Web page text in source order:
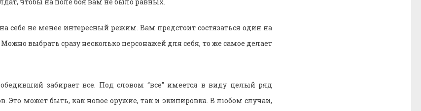
себе не менее интересный режим. Вам предстоит состязаться один на
выбрать сразу несколько персонажей для себя, то же самое делает
забирает все. Под словом “все” имеется в виду целый ряд
Это может быть, как новое оружие, так и экипировка. В любом случаи,